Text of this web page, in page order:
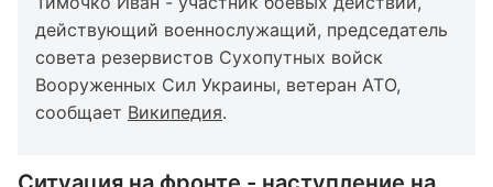
действующий военнослужащий, председатель
совета резервистов Сухопутных войск
Вооруженных Сил Украины, ветеран АТО,
сообщает Википедия.